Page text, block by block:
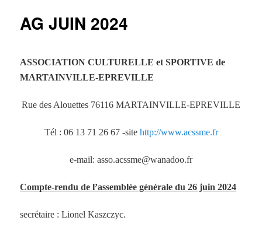
principal
AG JUIN 2024
ASSOCIATION CULTURELLE et SPORTIVE de
MARTAINVILLE-EPREVILLE
Rue des Alouettes 76116 MARTAINVILLE-EPREVILLE
Tél : 06 13 71 26 67 -site http://www.acssme.fr
e-mail: asso.acssme@wanadoo.fr
Compte-rendu de l’assemblée générale du 26 juin 2024
secrétaire : Lionel Kaszczyc.